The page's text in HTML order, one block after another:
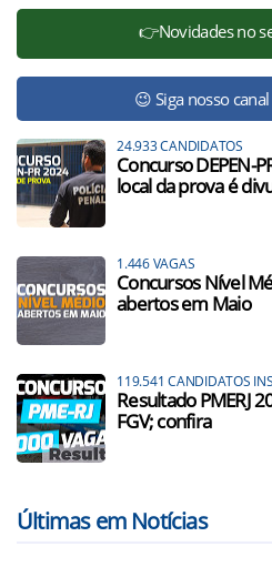
👉Novidades no
😉 Siga nosso
24.933 CANDIDATOS
Concurso DEPEN-
local da prova é
1.446 VAGAS
Concursos Nível
abertos em Maio
119.541 CANDIDATOS
Resultado PMERJ
FGV; confira
Últimas em Notícias